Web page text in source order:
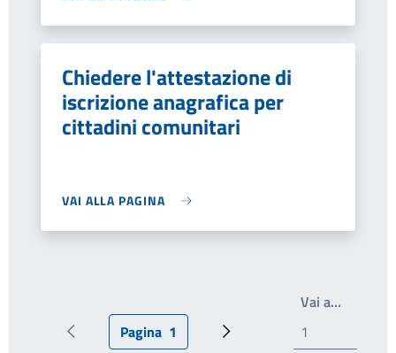
Chiedere l'attestazione di
iscrizione anagrafica per
cittadini comunitari
VAI ALLA PAGINA
Pagina precedentePagina attuale
Pagina 1 Prossima pagina
Vai a…